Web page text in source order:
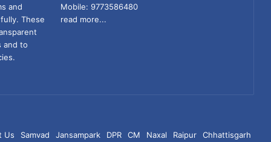
and
These
and to
Mobile: 9773586480
read more...
Us Samvad Jansampark DPR CM Naxal Raipur Chhattisgarh